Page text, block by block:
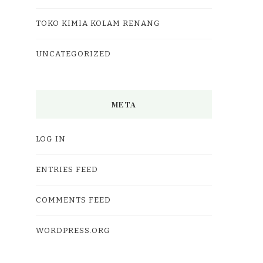
TOKO KIMIA KOLAM RENANG
UNCATEGORIZED
META
LOG IN
ENTRIES FEED
COMMENTS FEED
WORDPRESS.ORG